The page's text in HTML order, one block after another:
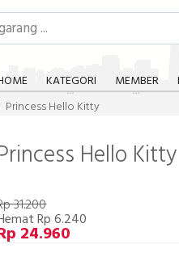
KATEGORI MEMBER
Princess Hello Kitty
Hello Kitty
31.200
Rp 6.240
24.960